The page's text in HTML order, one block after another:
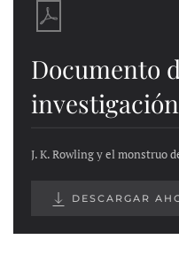
Documento
investigación
J. K. Rowling y el monstruo
DESCARGAR